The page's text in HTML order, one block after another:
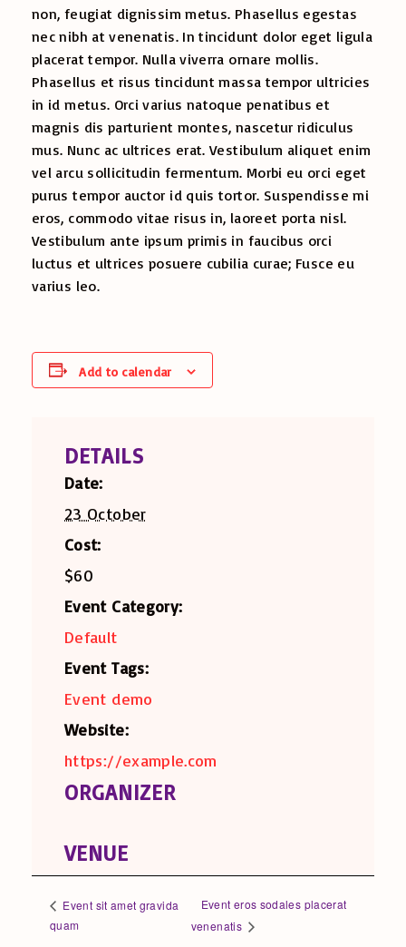
non, feugiat dignissim metus. Phasellus egestas
nec nibh at venenatis. In tincidunt dolor eget ligula
placerat tempor. Nulla viverra ornare mollis.
Phasellus et risus tincidunt massa tempor ultricies
in id metus. Orci varius natoque penatibus et
magnis dis parturient montes, nascetur ridiculus
mus. Nunc ac ultrices erat. Vestibulum aliquet enim
vel arcu sollicitudin fermentum. Morbi eu orci eget
purus tempor auctor id quis tortor. Suspendisse mi
eros, commodo vitae risus in, laoreet porta nisl.
Vestibulum ante ipsum primis in faucibus orci
luctus et ultrices posuere cubilia curae; Fusce eu
varius leo.
Add to calendar
DETAILS
Date:
23 October
Cost:
$60
Event Category:
Default
Event Tags:
Event demo
Website:
https://example.com
ORGANIZER
VENUE
Event sit amet gravida
quam
Event eros sodales placerat
venenatis